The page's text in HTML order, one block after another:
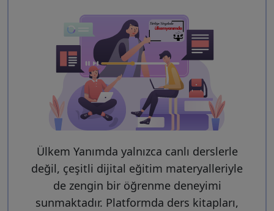
Ülkem Yanımda yalnızca canlı derslerle
değil, çeşitli dijital eğitim materyalleriyle
de zengin bir öğrenme deneyimi
sunmaktadır. Platformda ders kitapları,